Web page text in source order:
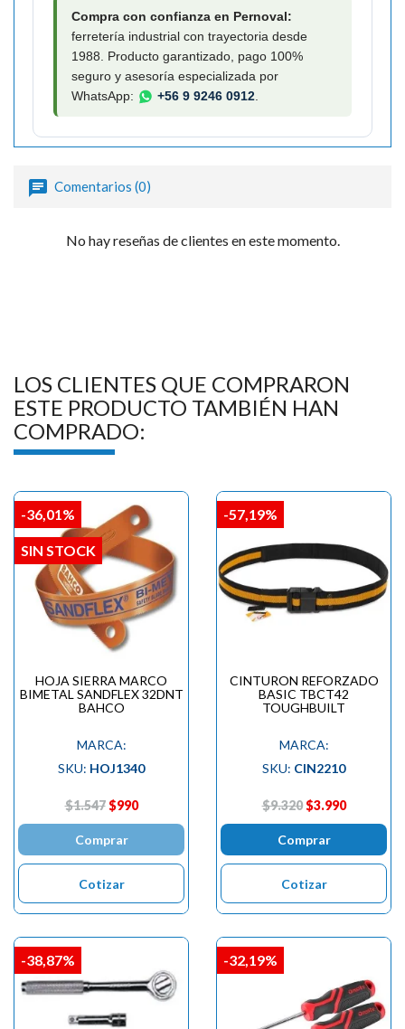
Compra con confianza en Pernoval:
ferretería industrial con trayectoria desde
1988. Producto garantizado, pago 100%
seguro y asesoría especializada por
WhatsApp:
+56 9 9246 0912
Comentarios (0)
No hay reseñas de clientes en este momento.
LOS CLIENTES QUE COMPRARON
ESTE PRODUCTO TAMBIÉN HAN
COMPRADO:
HOJA SIERRA MARCO
BIMETAL SANDFLEX 32DNT
BAHCO
MARCA:
SKU: HOJ1340
$1.547 $990
Comprar
Cotizar
-36,01%
SIN STOCK
CINTURON REFORZADO
BASIC TBCT42
TOUGHBUILT
MARCA:
SKU: CIN2210
$9.320 $3.990
Comprar
Cotizar
-57,19%
-38,87% -32,19%